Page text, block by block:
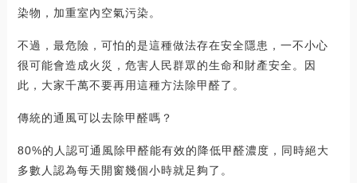
染物，加重室內空氣污染。
不過，最危險，可怕的是這種做法存在安全隱患，一不小心
很可能會造成火災，危害人民群眾的生命和財產安全。因
此，大家千萬不要再用這種方法除甲醛了。
傳統的通風可以去除甲醛嗎？
80%的人認可通風除甲醛能有效的降低甲醛濃度，同時絕大
多數人認為每天開窗幾個小時就足夠了。